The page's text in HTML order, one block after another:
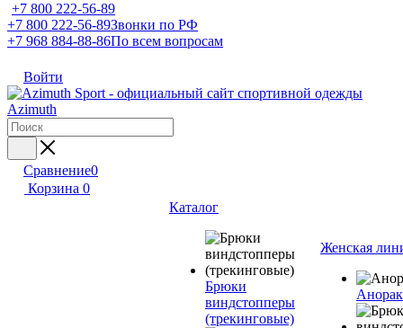
+7 800 222-56-89
+7 800 222-56-89Звонки по РФ
+7 968 884-88-86По всем вопросам
Войти
Сравнение0
Корзина 0
Каталог
Брюки
виндстопперы
(трекинговые)
Женская